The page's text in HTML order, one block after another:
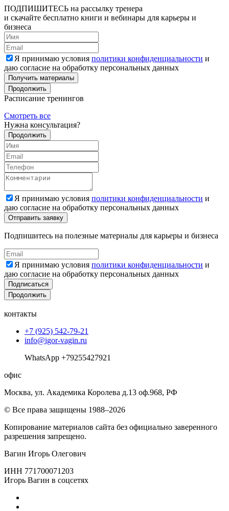
ПОДПИШИТЕСЬ на рассылку тренера
и скачайте бесплатно книги и вебинары для карьеры и
бизнеса
Я принимаю условия политики конфиденциальности и
даю согласие на обработку персональных данных
Получить материалы
Продолжить
Расписание тренингов
Смотреть все
Нужна консультация?
Продолжить
Я принимаю условия политики конфиденциальности и
даю согласие на обработку персональных данных
Подпишитесь на полезные материалы для карьеры и бизнеса
Я принимаю условия политики конфиденциальности и
даю согласие на обработку персональных данных
Подписаться
Продолжить
контакты
+7 (925) 542-79-21
info@igor-vagin.ru
WhatsApp +79255427921
офис
Москва, ул. Академика Королева д.13 оф.968, РФ
© Все права защищены 1988–2026
Копирование материалов сайта без официально заверенного
разрешения запрещено.
Вагин Игорь Олегович
ИНН 771700071203
Игорь Вагин в соцсетях